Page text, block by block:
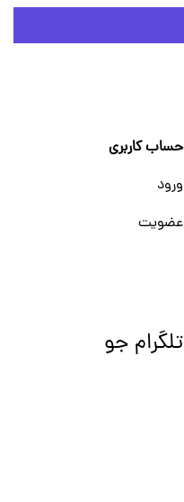
حساب کاربری
ورود
عضویت
تلگرام جو